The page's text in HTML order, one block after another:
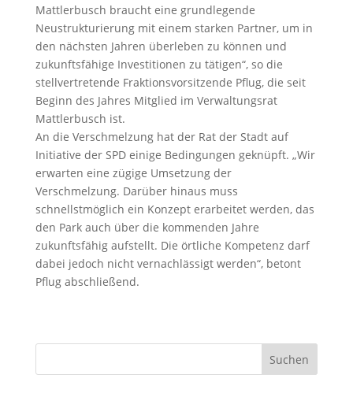
Mattlerbusch braucht eine grundlegende
Neustrukturierung mit einem starken Partner, um in
den nächsten Jahren überleben zu können und
zukunftsfähige Investitionen zu tätigen“, so die
stellvertretende Fraktionsvorsitzende Pflug, die seit
Beginn des Jahres Mitglied im Verwaltungsrat
Mattlerbusch ist.
An die Verschmelzung hat der Rat der Stadt auf
Initiative der SPD einige Bedingungen geknüpft. „Wir
erwarten eine zügige Umsetzung der
Verschmelzung. Darüber hinaus muss
schnellstmöglich ein Konzept erarbeitet werden, das
den Park auch über die kommenden Jahre
zukunftsfähig aufstellt. Die örtliche Kompetenz darf
dabei jedoch nicht vernachlässigt werden“, betont
Pflug abschließend.